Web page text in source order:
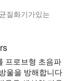
질화기가있는
프로브형 초음파
울을 방해합니다